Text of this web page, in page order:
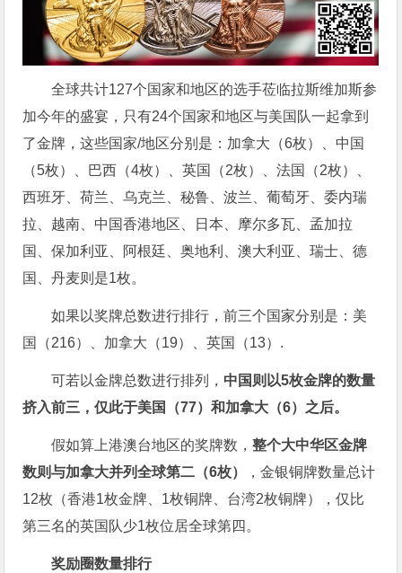
全球共计127个国家和地区的选手莅临拉斯维加斯参
加今年的盛宴，只有24个国家和地区与美国队一起拿到
了金牌，这些国家/地区分别是：加拿大（6枚）、中国
（5枚）、巴西（4枚）、英国（2枚）、法国（2枚）、
西班牙、荷兰、乌克兰、秘鲁、波兰、葡萄牙、委内瑞
拉、越南、中国香港地区、日本、摩尔多瓦、孟加拉
国、保加利亚、阿根廷、奥地利、澳大利亚、瑞士、德
国、丹麦则是1枚。
如果以奖牌总数进行排行，前三个国家分别是：美
国（216）、加拿大（19）、英国（13）.
可若以金牌总数进行排列， 中国则以5枚金牌的数量
挤入前三，仅此于美国（77）和加拿大（6）之后。
假如算上港澳台地区的奖牌数，整个大中华区金牌
数则与加拿大并列全球第二（6枚）
，金银铜牌数量总计
12枚（香港1枚金牌、1枚铜牌、台湾2枚铜牌），仅比
第三名的英国队少1枚位居全球第四。
奖励圈数量排行